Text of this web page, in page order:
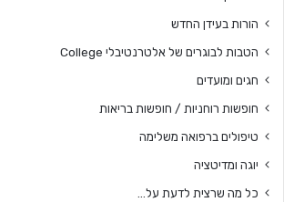
הורות בעידן החדש
הטבות לבוגרים של אלטרנטיבלי College
חגים ומועדים
חופשות רוחניות / חופשות בריאות
טיפולים ברפואה משלימה
יוגה ומדיטציה
כל מה שרצית לדעת על…